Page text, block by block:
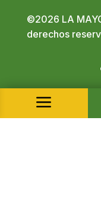
©2026 LA
derechos
a